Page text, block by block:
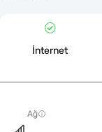
İnternet
Ağ